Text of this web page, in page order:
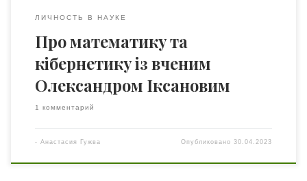
ЛИЧНОСТЬ В НАУКЕ
Про математику та
кібернетику із вченим
Олександром Іксановим
1 комментарий
- Анастасия Гужва Опубликовано30.04.2023